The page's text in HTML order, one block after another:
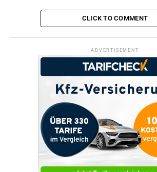
CLICK TO COMMENT
ADVERTISEMENT